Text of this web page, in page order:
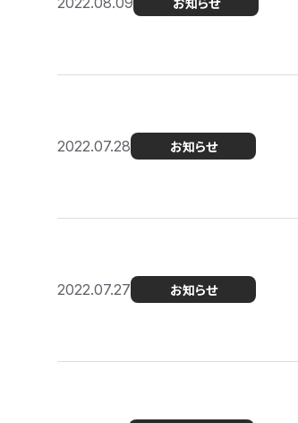
2022.07.28 お知らせ
2022.07.27 お知らせ